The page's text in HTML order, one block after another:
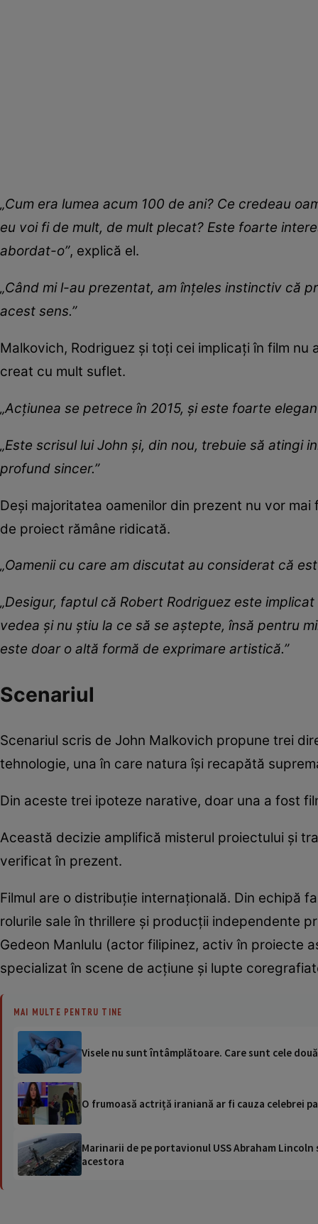
„Cum era lumea acum 100 de ani? Ce credeau
eu voi fi de mult, de mult plecat? Este foarte
abordat-o”, explică el.
„Când mi l-au prezentat, am înțeles instinctiv că
acest sens.”
Malkovich, Rodriguez și toți cei implicați în film
creat cu mult suflet.
„Acțiunea se petrece în 2015, și este foarte
„Este scrisul lui John și, din nou, trebuie să atingi
profund sincer.”
Deși majoritatea oamenilor din prezent nu vor
de proiect rămâne ridicată.
„Oamenii cu care am discutat au considerat că
„Desigur, faptul că Robert Rodriguez este
vedea și nu știu la ce să se aștepte, însă pentru
este doar o altă formă de exprimare artistică.”
Scenariul
Scenariul scris de John Malkovich propune trei
tehnologie, una în care natura își recapătă
Din aceste trei ipoteze narative, doar una a fost
Această decizie amplifică misterul proiectului și
verificat în prezent.
Filmul are o distribuție internațională. Din echipă
rolurile sale în thrillere și producții independente
Gedeon Manlulu (actor filipinez, activ în proiecte
specializat în scene de acțiune și lupte
MAI MULTE PENTRU TINE
Visele nu sunt întâmplătoare. Care sunt cele
O frumoasă actriță iraniană ar fi cauza celebrei
Marinarii de pe portavionul USS Abraham
acestora